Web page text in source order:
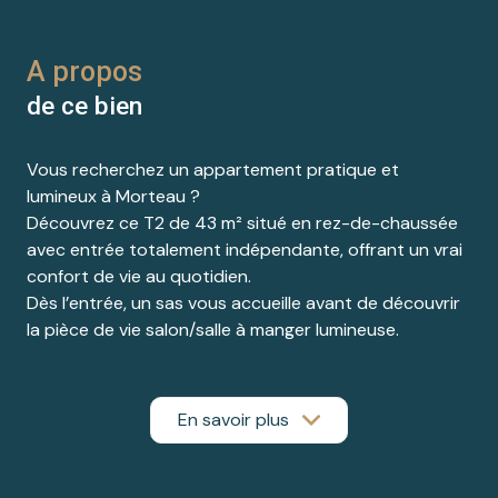
A propos
de ce bien
Vous recherchez un appartement pratique et
lumineux à Morteau ?
Découvrez ce T2 de 43 m² situé en rez-de-chaussée
avec entrée totalement indépendante, offrant un vrai
confort de vie au quotidien.
Dès l’entrée, un sas vous accueille avant de découvrir
la pièce de vie salon/salle à manger lumineuse.
Accessible de plain-pied, cet appartement conviendra
En savoir plus